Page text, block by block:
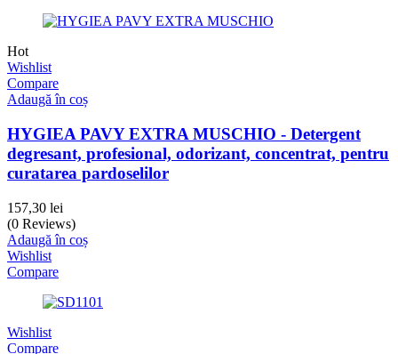
Hot
Wishlist
Compare
Adaugă în coș
HYGIEA PAVY EXTRA MUSCHIO - Detergent
degresant, profesional, odorizant, concentrat, pentru
curatarea pardoselilor
157,30 lei
(0 Reviews)
Adaugă în coș
Wishlist
Compare
Wishlist
Compare